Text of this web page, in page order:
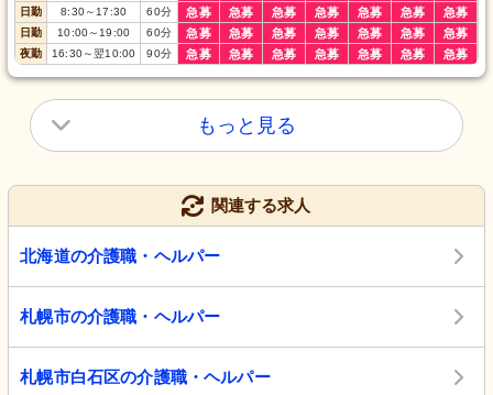
日勤 8:30～ 17:30 60分 急募 急募 急募 急募 急募 急募 急募
日勤 10:00～ 19:00 60分 急募 急募 急募 急募 急募 急募 急募
夜勤 16:30～翌10:00 90分 急募 急募 急募 急募 急募 急募 急募
もっと見る
関連する求人
北海道の介護職・ヘルパー
札幌市の介護職・ヘルパー
札幌市白石区の介護職・ヘルパー